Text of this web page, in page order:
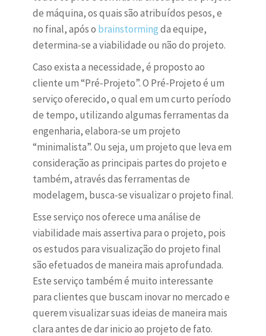
de máquina, os quais são atribuídos pesos, e
no final, após o brainstormingda equipe,
determina-se a viabilidade ou não do projeto.
Caso exista a necessidade, é proposto ao
cliente um “Pré-Projeto”. O Pré-Projeto é um
serviço oferecido, o qual em um curto período
de tempo, utilizando algumas ferramentas da
engenharia, elabora-se um projeto
“minimalista”. Ou seja, um projeto que leva em
consideração as principais partes do projeto e
também, através das ferramentas de
modelagem, busca-se visualizar o projeto final.
Esse serviço nos oferece uma análise de
viabilidade mais assertiva para o projeto, pois
os estudos para visualização do projeto final
são efetuados de maneira mais aprofundada.
Este serviço também é muito interessante
para clientes que buscam inovar no mercado e
querem visualizar suas ideias de maneira mais
clara antes de dar inicio ao projeto de fato.